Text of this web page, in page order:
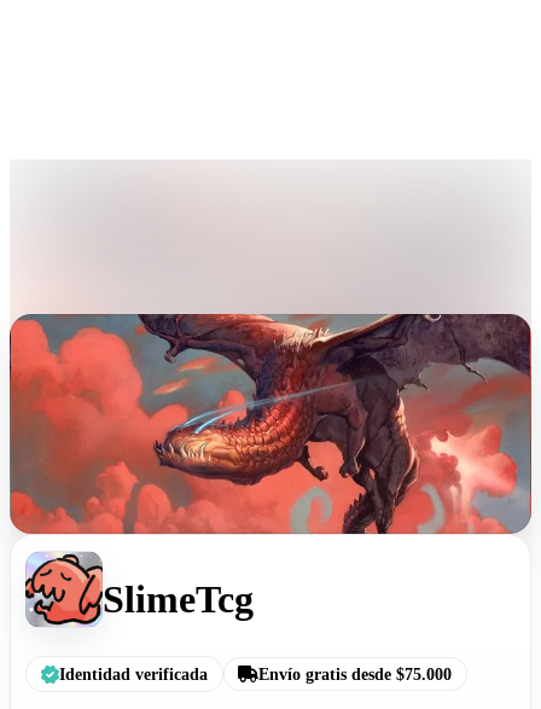
SlimeTcg
Identidad verificada Envío gratis desde $75.000